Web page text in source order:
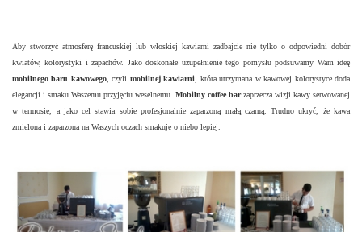
Aby stworzyć atmosferę francuskiej lub włoskiej kawiarni zadbajcie nie tylko o odpowiedni dobór
kwiatów, kolorystyki i zapachów. Jako doskonałe uzupełnienie tego pomysłu podsuwamy Wam ideę
mobilnego baru kawowego, czyli mobilnej kawiarni , która utrzymana w kawowej kolorystyce doda
elegancji i smaku Waszemu przyjęciu weselnemu. Mobilny coffee barzaprzecza wizji kawy serwowanej
w termosie, a jako cel stawia sobie profesjonalnie zaparzoną małą czarną. Trudno ukryć, że kawa
zmielona i zaparzona na Waszych oczach smakuje o niebo lepiej.